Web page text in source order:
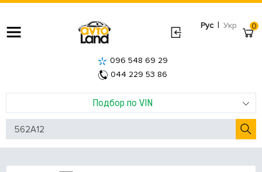
Рус | Укр
Подбор по VIN
096 548 69 29
044 229 53 86
0